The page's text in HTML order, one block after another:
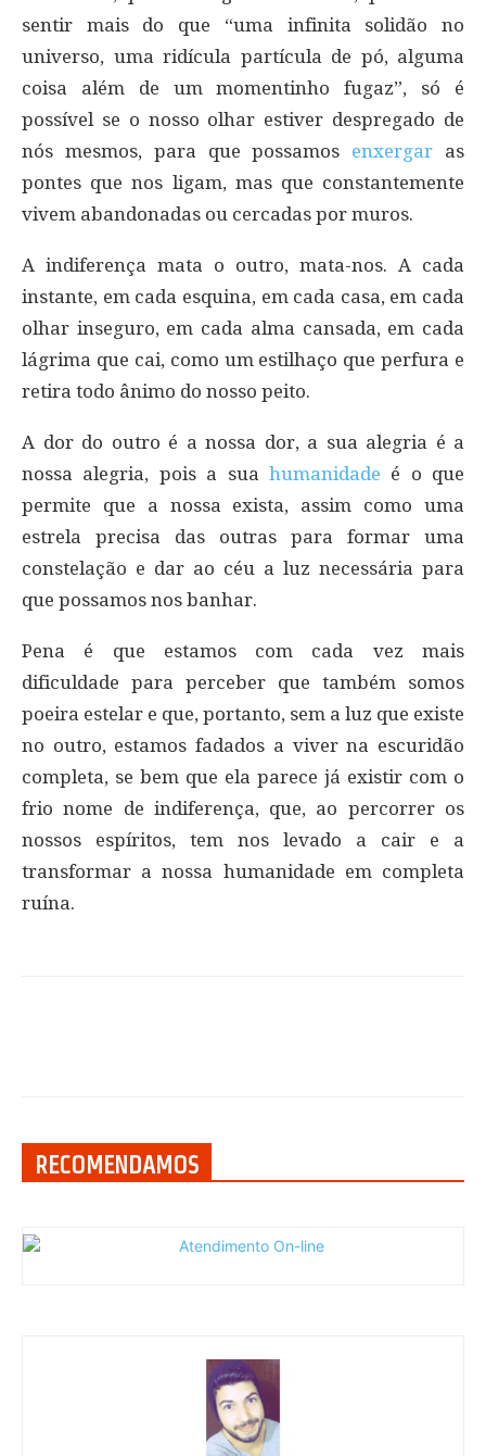
sentir mais do que “uma infinita solidão no
universo, uma ridícula partícula de pó, alguma
coisa além de um momentinho fugaz”, só é
possível se o nosso olhar estiver despregado de
nós mesmos, para que possamos enxergar as
pontes que nos ligam, mas que constantemente
vivem abandonadas ou cercadas por muros.
A indiferença mata o outro, mata-nos. A cada
instante, em cada esquina, em cada casa, em cada
olhar inseguro, em cada alma cansada, em cada
lágrima que cai, como um estilhaço que perfura e
retira todo ânimo do nosso peito.
A dor do outro é a nossa dor, a sua alegria é a
nossa alegria, pois a sua humanidade é o que
permite que a nossa exista, assim como uma
estrela precisa das outras para formar uma
constelação e dar ao céu a luz necessária para
que possamos nos banhar.
Pena é que estamos com cada vez mais
dificuldade para perceber que também somos
poeira estelar e que, portanto, sem a luz que existe
no outro, estamos fadados a viver na escuridão
completa, se bem que ela parece já existir com o
frio nome de indiferença, que, ao percorrer os
nossos espíritos, tem nos levado a cair e a
transformar a nossa humanidade em completa
ruína.
RECOMENDAMOS